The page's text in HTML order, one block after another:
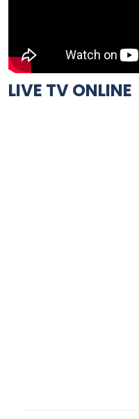
LIVE TV ONLINE